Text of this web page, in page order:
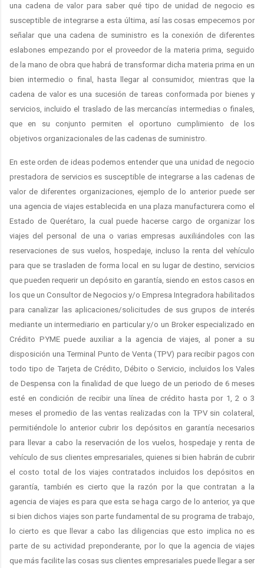
una cadena de valor para saber qué tipo de unidad de negocio es
susceptible de integrarse a esta última, así las cosas empecemos por
señalar que una cadena de suministro es la conexión de diferentes
eslabones empezando por el proveedor de la materia prima, seguido
de la mano de obra que habrá de transformar dicha materia prima en un
bien intermedio o final, hasta llegar al consumidor, mientras que la
cadena de valor es una sucesión de tareas conformada por bienes y
servicios, incluido el traslado de las mercancías intermedias o finales,
que en su conjunto permiten el oportuno cumplimiento de los
objetivos organizacionales de las cadenas de suministro.
En este orden de ideas podemos entender que una unidad de negocio
prestadora de servicios es susceptible de integrarse a las cadenas de
valor de diferentes organizaciones, ejemplo de lo anterior puede ser
una agencia de viajes establecida en una plaza manufacturera como el
Estado de Querétaro, la cual puede hacerse cargo de organizar los
viajes del personal de una o varias empresas auxiliándoles con las
reservaciones de sus vuelos, hospedaje, incluso la renta del vehículo
para que se trasladen de forma local en su lugar de destino, servicios
que pueden requerir un depósito en garantía, siendo en estos casos en
los que un Consultor de Negocios y/o Empresa Integradora habilitados
para canalizar las aplicaciones/solicitudes de sus grupos de interés
mediante un intermediario en particular y/o un Broker especializado en
Crédito PYME puede auxiliar a la agencia de viajes, al poner a su
disposición una Terminal Punto de Venta (TPV) para recibir pagos con
todo tipo de Tarjeta de Crédito, Débito o Servicio, incluidos los Vales
de Despensa con la finalidad de que luego de un periodo de 6 meses
esté en condición de recibir una línea de crédito hasta por 1, 2 o 3
meses el promedio de las ventas realizadas con la TPV sin colateral,
permitiéndole lo anterior cubrir los depósitos en garantía necesarios
para llevar a cabo la reservación de los vuelos, hospedaje y renta de
vehículo de sus clientes empresariales, quienes si bien habrán de cubrir
el costo total de los viajes contratados incluidos los depósitos en
garantía, también es cierto que la razón por la que contratan a la
agencia de viajes es para que esta se haga cargo de lo anterior, ya que
si bien dichos viajes son parte fundamental de su programa de trabajo,
lo cierto es que llevar a cabo las diligencias que esto implica no es
parte de su actividad preponderante, por lo que la agencia de viajes
que más facilite las cosas sus clientes empresariales puede llegar a ser